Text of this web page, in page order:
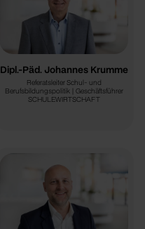
Dipl.-Päd. Johannes Krumme
Referatsleiter Schul- und
Berufsbildungspolitik | Geschäftsführer
SCHULEWIRTSCHAFT